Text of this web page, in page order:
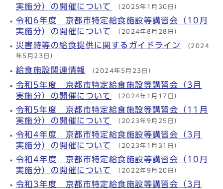
実施分）の開催について （2025年1月30日）
令和6年度 京都市特定給食施設等講習会（10月
実施分）の開催について （2024年8月28日）
災害時等の給食提供に関するガイドライン （2024
年5月23日）
給食施設関連情報 （2024年5月23日）
令和5年度 京都市特定給食施設等講習会（3月
実施分）の開催について （2024年1月17日）
令和5年度 京都市特定給食施設等講習会（11月
実施分）の開催について （2023年9月25日）
令和4年度 京都市特定給食施設等講習会（3月
実施分）の開催について （2023年1月31日）
令和4年度 京都市特定給食施設等講習会（10月
実施分）の開催について （2022年9月20日）
令和3年度 京都市特定給食施設等講習会（3月